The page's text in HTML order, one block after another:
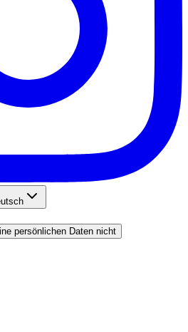
persönlichen Daten nicht